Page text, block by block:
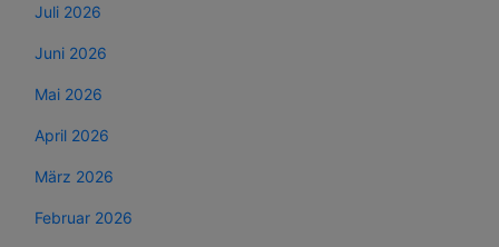
Juli 2026
Juni 2026
Mai 2026
April 2026
März 2026
Februar 2026